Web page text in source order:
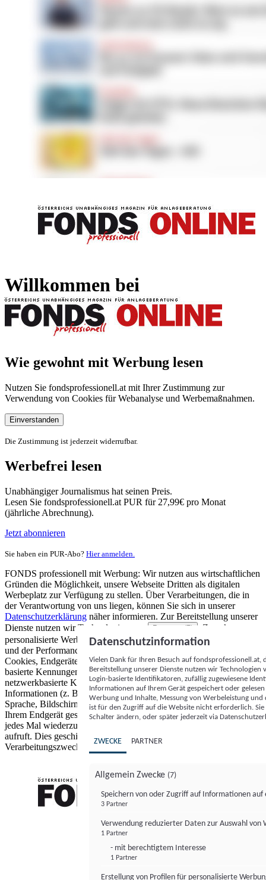
Willkommen bei
Wie gewohnt mit Werbung lesen
Nutzen Sie fondsprofessionell.at mit Ihrer Zustimmung zur
Verwendung von Cookies für Webanalyse und Werbemaßnahmen.
Einverstanden
Die Zustimmung ist jederzeit widerrufbar.
Werbefrei lesen
Unabhängiger Journalismus hat seinen Preis.
Lesen Sie fondsprofessionell.at PUR für 27,99€ pro Monat
(jährliche Abrechnung).
Jetzt abonnieren
Sie haben ein PUR-Abo? Hier anmelden.
FONDS professionell mit Werbung: Wir nutzen aus wirtschaftlichen
Gründen die Möglichkeit, unsere Webseite Dritten als digitalen
Werbeplatz zur Verfügung zu stellen. Über Verarbeitungen, die in
der Verantwortung von uns liegen, können Sie sich in unserer
Datenschutzerklärung näher informieren. Zur Bereitstellung unserer
Dienste nutzen wir Technologien von
Partnern (5)
. Zwecke:
personalisierte Werbung und Inhalte, Messung von Werbeleistung
und der Performance von Inhalten sowie Zielgruppenforschung.
Cookies, Endgeräte- oder ähnliche Online-Kennungen (z. B. login-
basierte Kennungen, zufällig generierte Kennungen,
netzwerkbasierte Kennungen) können zusammen mit anderen
Informationen (z. B. Browsertyp und Browserinformationen,
Sprache, Bildschirmgröße, unterstützte Technologien usw.) auf
Ihrem Endgerät gespeichert oder von dort ausgelesen werden, um es
jedes Mal wiederzuerkennen, wenn es eine App oder einer Webseite
aufruft. Dies geschieht für einen oder mehrere der hier aufgeführten
Verarbeitungszwecke.
Datenschutzinformation
Vielen Dank für Ihren Besuch auf
Bereitstellung unserer Dienste nutzen wir Technologien
Login-basierte Identifikatoren, zufällig zugewiesene
Informationen auf Ihrem Gerät gespeichert oder
Werbung und Inhalte, Messung von Werbeleistung
ist für den Zugriff auf die Website nicht erforderlich.
Schalter ändern, oder später jederzeit via
ZWECKE PARTNER
Allgemein Zwecke (7)
Speichern von oder Zugriff auf Informationen auf
3 Partner
Verwendung reduzierter Daten zur Auswahl von
1 Partner
- mit berechtigtem Interesse
1 Partner
Erstellung von Profilen für personalisierte
FONDS professionell